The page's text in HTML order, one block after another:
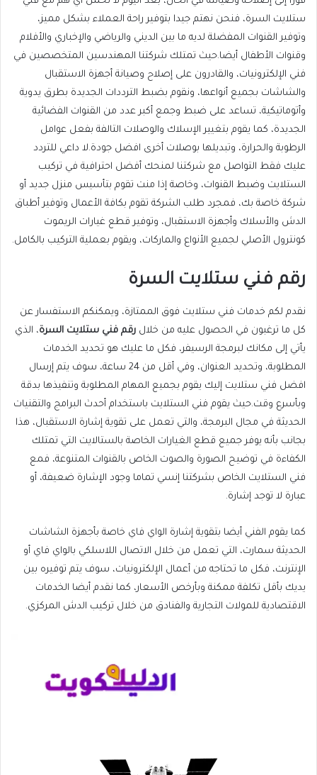
ستلايت السرة، فنحن نهتم جيدا بتوفير راحة العملاء بشكل مميز،
وتوفير القنوات المفضلة لديه ما بين الديني والرياضي والإخباري والأفلام
وقنوات الأطفال أيضا.حيث تمتلك شركتنا المهندسين المتخصصين في
فني الإلكترونيات، والقادرون على إصلاح وصيانة أجهزة الاستقبال
والشاشات بجميع أنواعها، ونقوم بضبط الترددات الجديدة بطرق يدوية
وأتوماتيكية، تساعد على ضبط وجمع أكبر عدد من القنوات الفضائية
الجديدة، كما يقوم بتغيير الإسلاك والوصلات التالفة بفعل عوامل
الرطوبة والحرارة، وتبديلها بوصلات أخرى افضل جودة.لا داعي للتردد
عليك فقط التواصل مع شركتنا لمنحك أفضل احترافية في تركيب
الستلايت وضبط القنوات، وخاصة إذا منت تقوم بتأسيس منزل جديد أو
شركة خاصة بك، فمجرد طلب الشركة تقوم بكافة الأعمال وتوفير أطباق
الدش والأسلاك وأجهزة الاستقبال، وتوفير قطع غيارات الريموت
كونترول الأصلي لجميع الأنواع والماركات، ويقوم بعملية التركيب بالكامل.
رقم فني ستلايت السرة
نقدم لكم خدمات فني ستلايت فوق الممتازة، ويمكنكم الاستفسار عن
كل ما ترغبون في الحصول عليه من خلال رقم فني ستلايت السرة، الذي
يأتي إلى مكانك لبرمجة الرسيفر، فكل ما عليك هو تحديد الخدمات
المطلوبة، وتحديد العنوان، وفي أقل من 24 ساعة، سوف يتم إرسال
افضل فني ستلايت إليك يقوم بجميع المهام المطلوبة وتنفيذها بدقة
وبأسرع وقت.حيث يقوم فني الستلايت باستخدام أحدث البرامج والتقنيات
الحديثة في مجال البرمجة، والتي تعمل على تقوية إشارة الاستقبال، هذا
بجانب بأنه يوفر جميع قطع الغيارات الخاصة بالستالايت التي تمتلك
الكفاءة في توضيح الصورة والصوت الخاص بالقنوات المتنوعة، فمع
فني الستلايت الخاص بشركتنا إنسي تماما وجود الإشارة ضعيفة، أو
عبارة لا توجد إشارة.
كما يقوم الفني أيضا بتقوية إشارة الواي فاي خاصة بأجهزة الشاشات
الحديثة سمارت، التي تعمل من خلال الاتصال اللاسلكي بالواي فاي أو
الإنترنت، فكل ما تحتاجه من أعمال الإلكترونيات، سوف يتم توفيره بين
يديك بأقل تكلفة ممكنة وبأرخص الأسعار، كما نقدم أيضا الخدمات
الاقتصادية للمولات التجارية والفنادق من خلال تركيب الدش المركزي.